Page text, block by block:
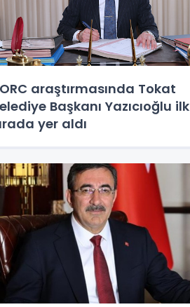
araştırmasında Tokat
Başkanı Yazıcıoğlu ilk
yer aldı